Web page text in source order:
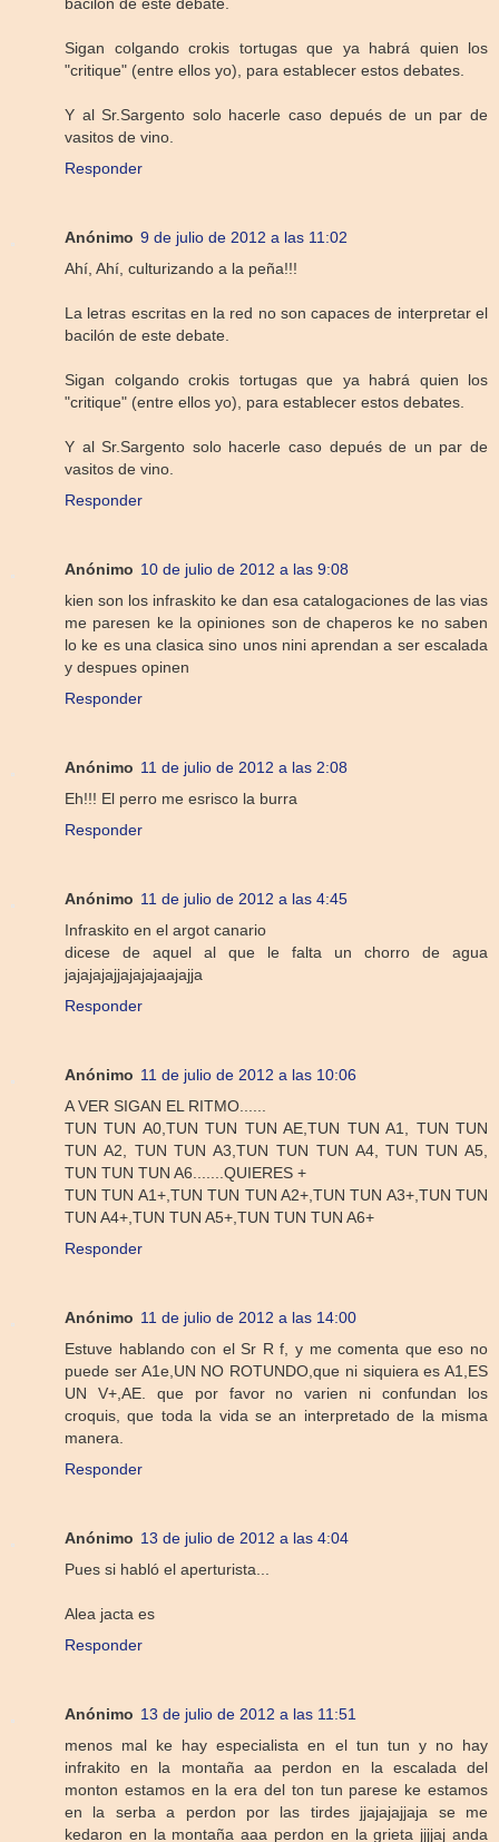
Sigan colgando crokis tortugas que ya habrá quien los
"critique" (entre ellos yo), para establecer estos debates.
Y al Sr.Sargento solo hacerle caso depués de un par de
vasitos de vino.
Responder
Anónimo 9 de julio de 2012 a las 11:02
Ahí, Ahí, culturizando a la peña!!!
La letras escritas en la red no son capaces de interpretar el
bacilón de este debate.
Sigan colgando crokis tortugas que ya habrá quien los
"critique" (entre ellos yo), para establecer estos debates.
Y al Sr.Sargento solo hacerle caso depués de un par de
vasitos de vino.
Responder
Anónimo 10 de julio de 2012 a las 9:08
kien son los infraskito ke dan esa catalogaciones de las vias
me paresen ke la opiniones son de chaperos ke no saben
lo ke es una clasica sino unos nini aprendan a ser escalada
y despues opinen
Responder
Anónimo 11 de julio de 2012 a las 2:08
Eh!!! El perro me esrisco la burra
Responder
Anónimo 11 de julio de 2012 a las 4:45
Infraskito en el argot canario
dicese de aquel al que le falta un chorro de agua
jajajajajjajajajaajajja
Responder
Anónimo 11 de julio de 2012 a las 10:06
A VER SIGAN EL RITMO......
TUN TUN A0,TUN TUN TUN AE,TUN TUN A1, TUN TUN
TUN A2, TUN TUN A3,TUN TUN TUN A4, TUN TUN A5,
TUN TUN TUN A6.......QUIERES +
TUN TUN A1+,TUN TUN TUN A2+,TUN TUN A3+,TUN TUN
TUN A4+,TUN TUN A5+,TUN TUN TUN A6+
Responder
Anónimo 11 de julio de 2012 a las 14:00
Estuve hablando con el Sr R f, y me comenta que eso no
puede ser A1e,UN NO ROTUNDO,que ni siquiera es A1,ES
UN V+,AE. que por favor no varien ni confundan los
croquis, que toda la vida se an interpretado de la misma
manera.
Responder
Anónimo 13 de julio de 2012 a las 4:04
Pues si habló el aperturista...
Alea jacta es
Responder
Anónimo 13 de julio de 2012 a las 11:51
menos mal ke hay especialista en el tun tun y no hay
infrakito en la montaña aa perdon en la escalada del
monton estamos en la era del ton tun parese ke estamos
en la serba a perdon por las tirdes jjajajajjaja se me
kedaron en la montaña aaa perdon en la grieta jjjjaj anda